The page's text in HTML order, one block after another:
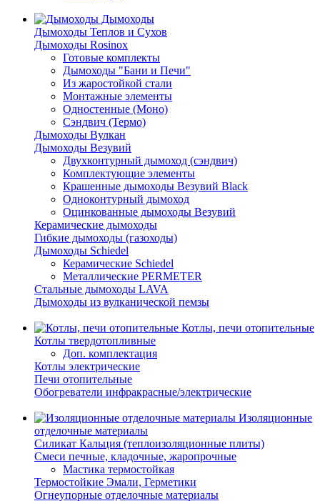
Дымоходы
Дымоходы Теплов и Сухов
Дымоходы Rosinox
Готовые комплекты
Дымоходы "Бани и Печи"
Из жаростойкой стали
Монтажные элементы
Одностенные (Моно)
Сэндвич (Термо)
Дымоходы Вулкан
Дымоходы Везувий
Двухконтурный дымоход (сэндвич)
Комплектующие элементы
Крашенные дымоходы Везувий Black
Одноконтурный дымоход
Оцинкованные дымоходы Везувий
Керамические дымоходы
Гибкие дымоходы (газоходы)
Дымоходы Schiedel
Керамические Schiedel
Металлические PERMETER
Стальные дымоходы LAVA
Дымоходы из вулканической пемзы
Котлы, печи отопительные
Котлы твердотопливные
Доп. комплектация
Котлы электрические
Печи отопительные
Обогреватели инфракрасные/электрические
Изоляционные
отделочные материалы
Силикат Кальция (теплоизоляционные плиты)
Смеси печные, кладочные, жаропрочные
Мастика термостойкая
Термостойкие Эмали, Герметики
Огнеупорные отделочные материалы